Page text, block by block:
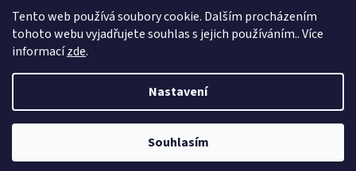
Tento web používá soubory cookie. Dalším procházením
tohoto webu vyjadřujete souhlas s jejich používáním.. Více
informacízde.
Nastavení
Souhlasím
Počet balíků: 2
Vytvořil Shoptet
Zboží XL. Všechna práva vyhrazena.